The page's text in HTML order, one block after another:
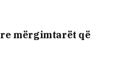
mërgimtarët që